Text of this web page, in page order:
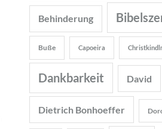
Behinderung
Buße Capoeira
Dankbarkeit David
Dietrich Bonhoeffer